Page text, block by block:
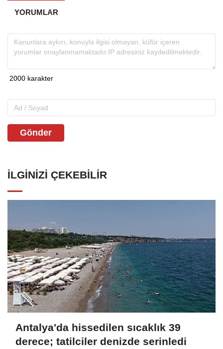
YORUMLAR
Gönder
İLGINIZI ÇEKEBILIR
Antalya'da hissedilen sıcaklık 39
derece; tatilciler denizde serinledi